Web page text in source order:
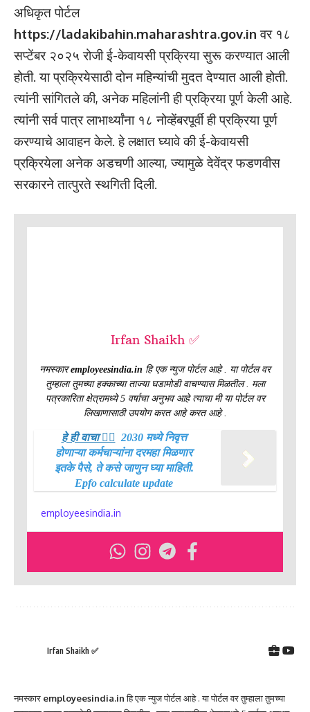
अधिकृत पोर्टल
https://ladakibahin.maharashtra.gov.in वर १८
सप्टेंबर २०२५ रोजी ई-केवायसी प्रक्रिया सुरू करण्यात आली
होती. या प्रक्रियेसाठी दोन महिन्यांची मुदत देण्यात आली होती.
त्यांनी सांगितले की, अनेक महिलांनी ही प्रक्रिया पूर्ण केली आहे.
त्यांनी सर्व पात्र लाभार्थ्यांना १८ नोव्हेंबरपूर्वी ही प्रक्रिया पूर्ण
करण्याचे आवाहन केले. हे लक्षात घ्यावे की ई-केवायसी
प्रक्रियेला अनेक अडचणी आल्या, ज्यामुळे देवेंद्र फडणवीस
सरकारने तात्पुरते स्थगिती दिली.
Irfan Shaikh ✅
नमस्कारemployeesindia.in हि एक न्युज पोर्टल आहे . या पोर्टल वर
तुम्हाला तुमच्या हक्काच्या ताज्या घडामोडी वाचण्यास मिळतील . मला
पत्रकारिता क्षेत्रामध्ये 5 वर्षाचा अनुभव आहे त्याचा मी या पोर्टल वर
लिखाणासाठी उपयोग करत आहे करत आहे .
हे ही वाचा 👉🏻 2030 मध्ये निवृत्त
होणाऱ्या कर्मचाऱ्यांना दरमहा मिळणार
इतके पैसे, ते कसे जाणुन घ्या माहिती.
Epfo calculate update
employeesindia.in
Irfan Shaikh ✅
नमस्कार employeesindia.inहि एक न्युज पोर्टल आहे . या पोर्टल वर तुम्हाला तुमच्या